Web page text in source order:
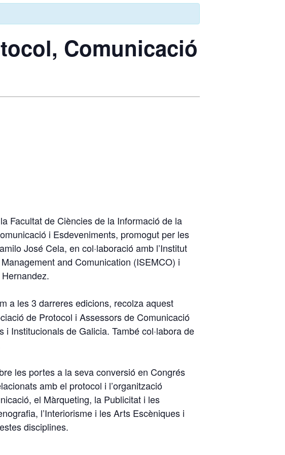
Comunicació
Facultat de Ciències de la Informació de la
i Esdeveniments, promogut per les
José Cela, en col·laboració amb l’Institut
and Comunication (ISEMCO) i
a les 3 darreres edicions, recolza aquest
de Protocol i Assessors de Comunicació
Institucionals de Galicia. També col·labora de
les portes a la seva conversió en Congrés
amb el protocol i l’organització
el Màrqueting, la Publicitat i les
l’Interiorisme i les Arts Escèniques i
disciplines.